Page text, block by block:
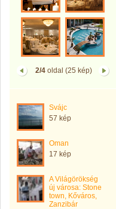
2/4oldal (25 kép)
Svájc
57 kép
Oman
17 kép
A Világörökség
új városa: Stone
town, Kőváros,
Zanzibár